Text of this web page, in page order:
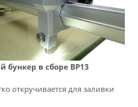
в сборе BP13
откручивается для заливки